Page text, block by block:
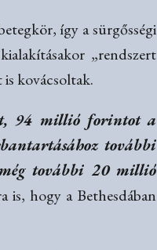
így a sürgősségi
„rendszert
kovácsoltak.
94 millió forintot a
további
további 20 millió
is, hogy a Bethesdában